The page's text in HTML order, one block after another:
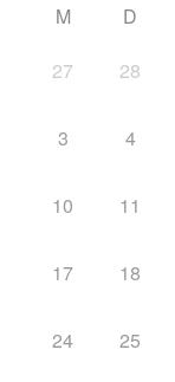
M D
27 28
3 4
10 11
17 18
24 25